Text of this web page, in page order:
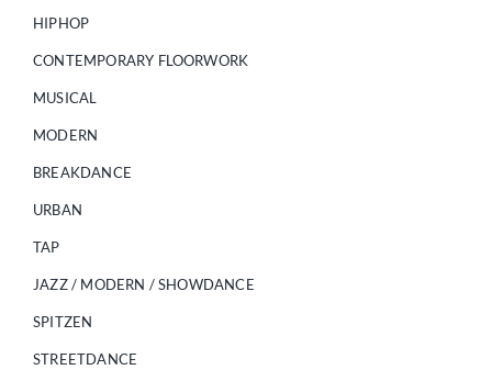
HIPHOP
CONTEMPORARY FLOORWORK
MUSICAL
MODERN
BREAKDANCE
URBAN
TAP
JAZZ / MODERN / SHOWDANCE
SPITZEN
STREETDANCE